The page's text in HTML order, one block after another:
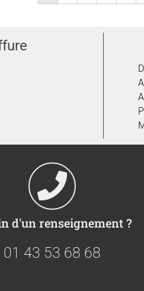
d'un renseignement ?
01 43 53 68 68